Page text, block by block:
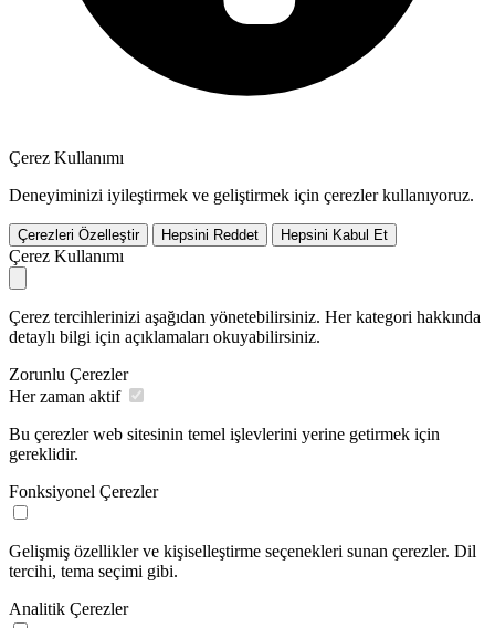
Çerez Kullanımı
Deneyiminizi iyileştirmek ve geliştirmek için çerezler kullanıyoruz.
Çerezleri Özelleştir Hepsini Reddet Hepsini Kabul Et
Çerez Kullanımı
Çerez tercihlerinizi aşağıdan yönetebilirsiniz. Her kategori hakkında
detaylı bilgi için açıklamaları okuyabilirsiniz.
Zorunlu Çerezler
Her zaman aktif
Bu çerezler web sitesinin temel işlevlerini yerine getirmek için
gereklidir.
Fonksiyonel Çerezler
Gelişmiş özellikler ve kişiselleştirme seçenekleri sunan çerezler. Dil
tercihi, tema seçimi gibi.
Analitik Çerezler